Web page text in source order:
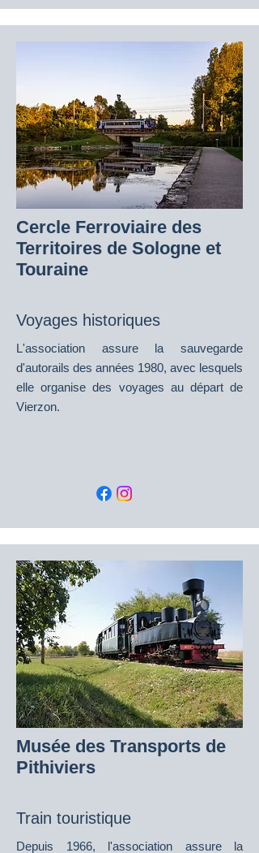
Cercle Ferroviaire des
Territoires de Sologne et
Touraine
Voyages historiques
L'association assure la sauvegarde
d'autorails des années 1980, avec lesquels
elle organise des voyages au départ de
Vierzon.
Musée des Transports de
Pithiviers
Train touristique
Depuis 1966, l'association assure la